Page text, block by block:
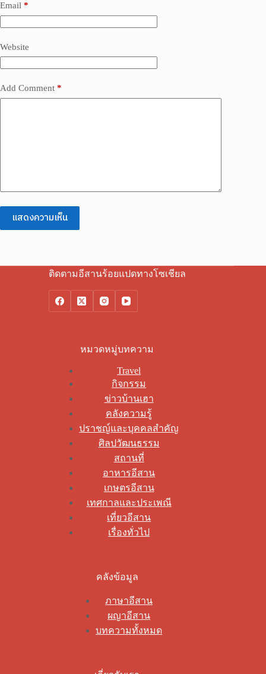
Email *
Website
Add Comment *
แสดงความเห็น
ติดตามอีสานร้อยแปดทางโซเชียล
หมวดหมู่บทความ
Travel
กิจกรรม
ข่าวบ้านเฮา
คลังความรู้
ปราชญ์และบุคคลสำคัญ
ศิลปวัฒนธรรม
สถานที่
อาหารอีสาน
เกษตรอีสาน
เทศกาลและประเพณี
เที่ยวอีสาน
เรื่องทั่วไป
คลังข้อมูล
ภาษาอีสาน
ผญาอีสาน
บทความทั้งหมด